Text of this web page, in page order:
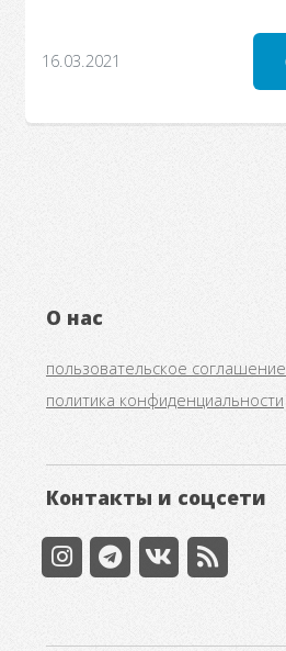
16.03.2021
О нас
пользовательское соглашение
политика конфиденциальности
Контакты и соцсети